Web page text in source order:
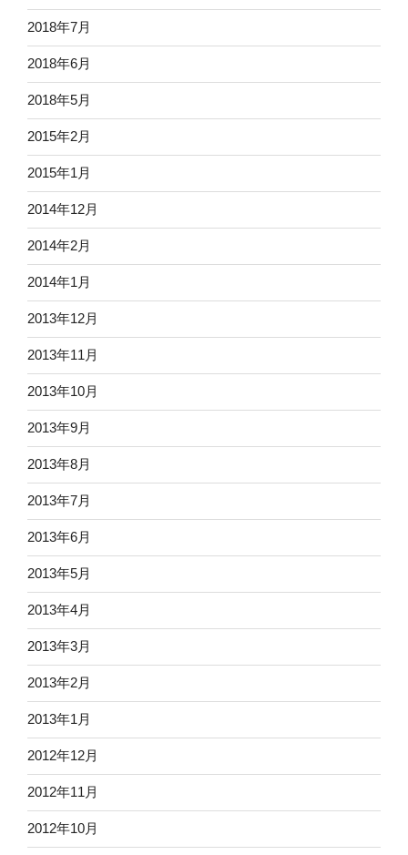
2018年7月
2018年6月
2018年5月
2015年2月
2015年1月
2014年12月
2014年2月
2014年1月
2013年12月
2013年11月
2013年10月
2013年9月
2013年8月
2013年7月
2013年6月
2013年5月
2013年4月
2013年3月
2013年2月
2013年1月
2012年12月
2012年11月
2012年10月